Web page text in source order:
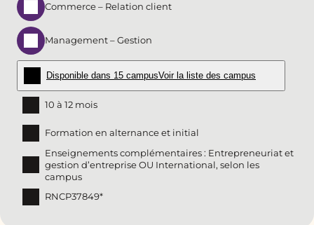
Commerce – Relation client
Management – Gestion
Disponible dans 15 campusVoir la liste des campus
10 à 12 mois
Formation en alternance et initial
Enseignements complémentaires : Entrepreneuriat et
gestion d’entreprise OU International, selon les
campus
RNCP37849*